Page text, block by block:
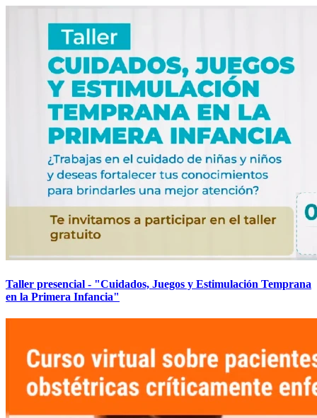
Taller presencial - "Cuidados, Juegos y Estimulación Temprana
en la Primera Infancia"